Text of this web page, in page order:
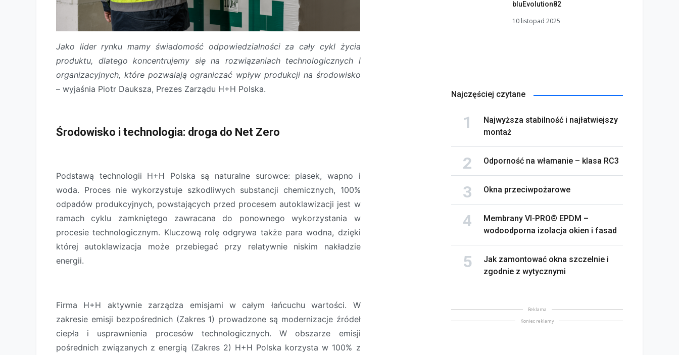
Jako lider rynku mamy świadomość odpowiedzialności za cały cykl życia
produktu, dlatego koncentrujemy się na rozwiązaniach technologicznych i
organizacyjnych, które pozwalają ograniczać wpływ produkcji na środowisko
– wyjaśnia Piotr Dauksza, Prezes Zarządu H+H Polska.
Środowisko i technologia: droga do Net Zero
Podstawą technologii H+H Polska są naturalne surowce: piasek, wapno i
woda. Proces nie wykorzystuje szkodliwych substancji chemicznych, 100%
odpadów produkcyjnych, powstających przed procesem autoklawizacji jest w
ramach cyklu zamkniętego zawracana do ponownego wykorzystania w
procesie technologicznym. Kluczową rolę odgrywa także para wodna, dzięki
której autoklawizacja może przebiegać przy relatywnie niskim nakładzie
energii.
Firma H+H aktywnie zarządza emisjami w całym łańcuchu wartości. W
zakresie emisji bezpośrednich (Zakres 1) prowadzone są modernizacje źródeł
ciepła i usprawnienia procesów technologicznych. W obszarze emisji
pośrednich związanych z energią (Zakres 2) H+H Polska korzysta w 100% z
bluEvolution82
10 listopad 2025
Najczęściej czytane
Najwyższa stabilność i najłatwiejszy
montaż
Odporność na włamanie – klasa RC3
Okna przeciwpożarowe
Membrany VI-PRO® EPDM –
wodoodporna izolacja okien i fasad
Jak zamontować okna szczelnie i
zgodnie z wytycznymi
Reklama
Koniec reklamy